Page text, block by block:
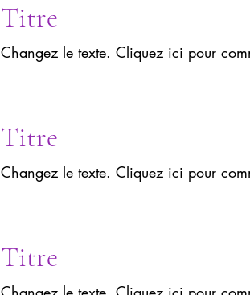
Titre
Changez le texte. Cliquez ici pour
Titre
Changez le texte. Cliquez ici pour
Titre